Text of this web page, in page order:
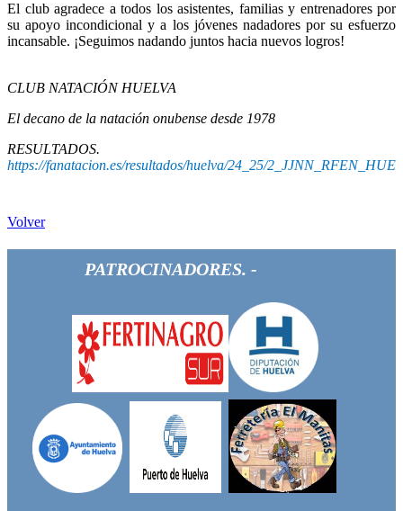
El club agradece a todos los asistentes, familias y entrenadores por
su apoyo incondicional y a los jóvenes nadadores por su esfuerzo
incansable. ¡Seguimos nadando juntos hacia nuevos logros!
CLUB NATACIÓN HUELVA
El decano de la natación onubense desde 1978
RESULTADOS.
https://fanatacion.es/resultados/huelva/24_25/
Volver
PATROCINADORES. -